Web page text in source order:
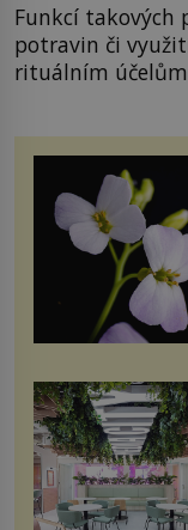
Funkcí takových
potravin či
rituálním